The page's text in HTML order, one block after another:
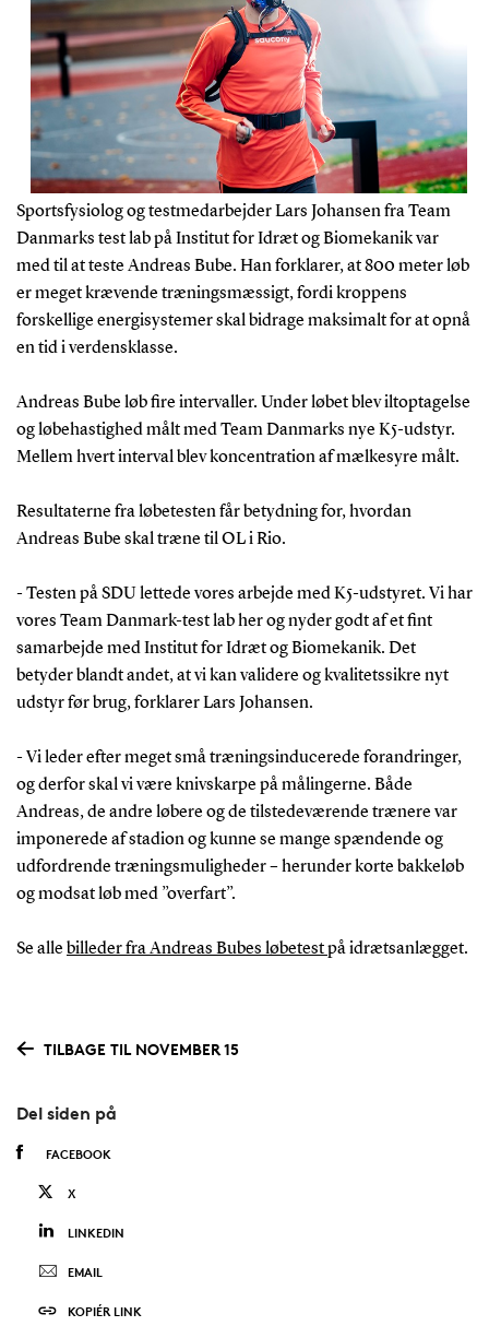
Sportsfysiolog og testmedarbejder Lars Johansen fra Team
Danmarks test lab på Institut for Idræt og Biomekanik var
med til at teste Andreas Bube. Han forklarer, at 800 meter løb
er meget krævende træningsmæssigt, fordi kroppens
forskellige energisystemer skal bidrage maksimalt for at opnå
en tid i verdensklasse.
Andreas Bube løb fire intervaller. Under løbet blev iltoptagelse
og løbehastighed målt med Team Danmarks nye K5-udstyr.
Mellem hvert interval blev koncentration af mælkesyre målt.
Resultaterne fra løbetesten får betydning for, hvordan
Andreas Bube skal træne til OL i Rio.
- Testen på SDU lettede vores arbejde med K5-udstyret. Vi har
vores Team Danmark-test lab her og nyder godt af et fint
samarbejde med Institut for Idræt og Biomekanik. Det
betyder blandt andet, at vi kan validere og kvalitetssikre nyt
udstyr før brug, forklarer Lars Johansen.
- Vi leder efter meget små træningsinducerede forandringer,
og derfor skal vi være knivskarpe på målingerne. Både
Andreas, de andre løbere og de tilstedeværende trænere var
imponerede af stadion og kunne se mange spændende og
udfordrende træningsmuligheder – herunder korte bakkeløb
og modsat løb med ”overfart”.
Se alle billeder fra Andreas Bubes løbetestpå idrætsanlægget.
TILBAGE TIL NOVEMBER 15
Del siden på
FACEBOOK
X
LINKEDIN
EMAIL
KOPIÉR LINK